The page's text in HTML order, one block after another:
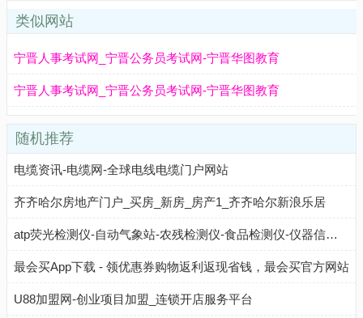
类似网站
宁晋人事考试网_宁晋公务员考试网-宁晋华图教育
宁晋人事考试网_宁晋公务员考试网-宁晋华图教育
随机推荐
电缆资讯-电缆网-全球电线电缆门户网站
齐齐哈尔房地产门户_买房_新房_房产1_齐齐哈尔新浪乐居
atp荧光检测仪-自动气象站-农残检测仪-食品检测仪-仪器信息网
最会买App下载 - 领优惠券购物返利返现省钱，最会买官方网站
U88加盟网-创业项目加盟_连锁开店服务平台